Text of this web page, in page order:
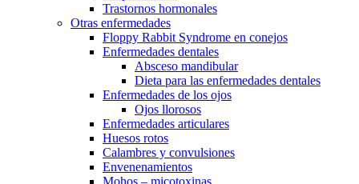
Trastornos hormonales
Otras enfermedades
Floppy Rabbit Syndrome en conejos
Enfermedades dentales
Absceso mandibular
Dieta para las enfermedades dentales
Enfermedades de los ojos
Ojos llorosos
Enfermedades articulares
Huesos rotos
Calambres y convulsiones
Envenenamientos
Mohos – micotoxinas